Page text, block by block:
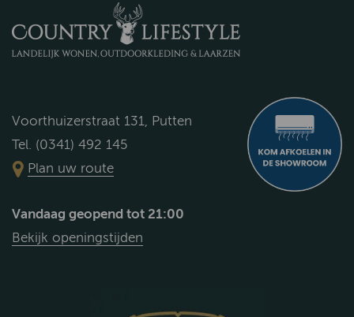
Voorthuizerstraat 131, Putten
Tel. (0341) 492 145
Plan uw route
Vandaag geopend tot 21:00
Bekijk openingstijden